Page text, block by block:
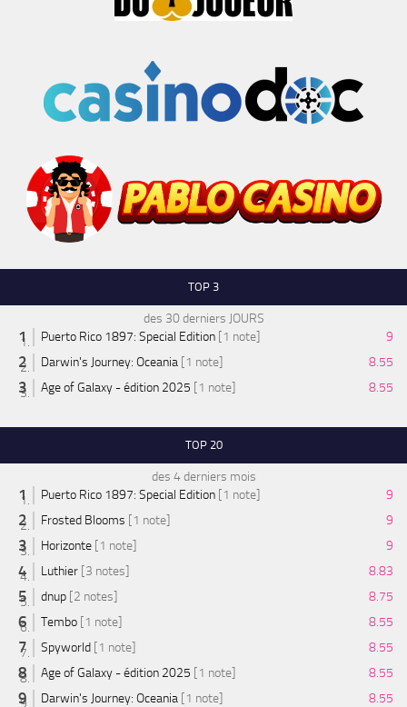
TOP 3
des 30 derniers JOURS
Puerto Rico 1897: Special Edition [1 note]
9
Darwin's Journey: Oceania [1 note]
8.55
Age of Galaxy - édition 2025 [1 note] 8.55
TOP 20
des 4 derniers mois
Puerto Rico 1897: Special Edition [1 note]
9
Frosted Blooms [1 note]
9
Horizonte [1 note]
9
Luthier [3 notes]
8.83
dnup [2 notes]
8.75
Tembo [1 note]
8.55
Spyworld [1 note]
8.55
Age of Galaxy - édition 2025 [1 note]
8.55
Darwin's Journey: Oceania [1 note]
8.55